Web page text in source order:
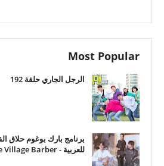
Most Popular
الرجل الجاري حلقة 192
للعربية - The Village Barber